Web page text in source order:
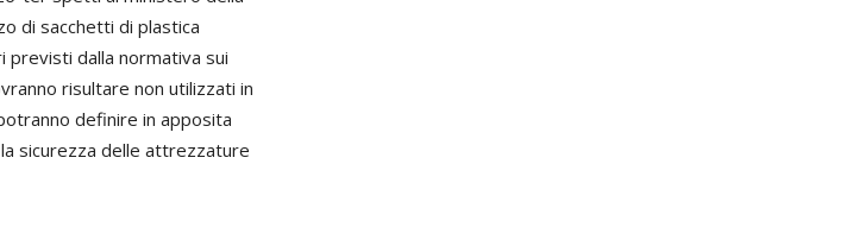
di sacchetti di plastica
previsti dalla normativa sui
risultare non utilizzati in
definire in apposita
sicurezza delle attrezzature